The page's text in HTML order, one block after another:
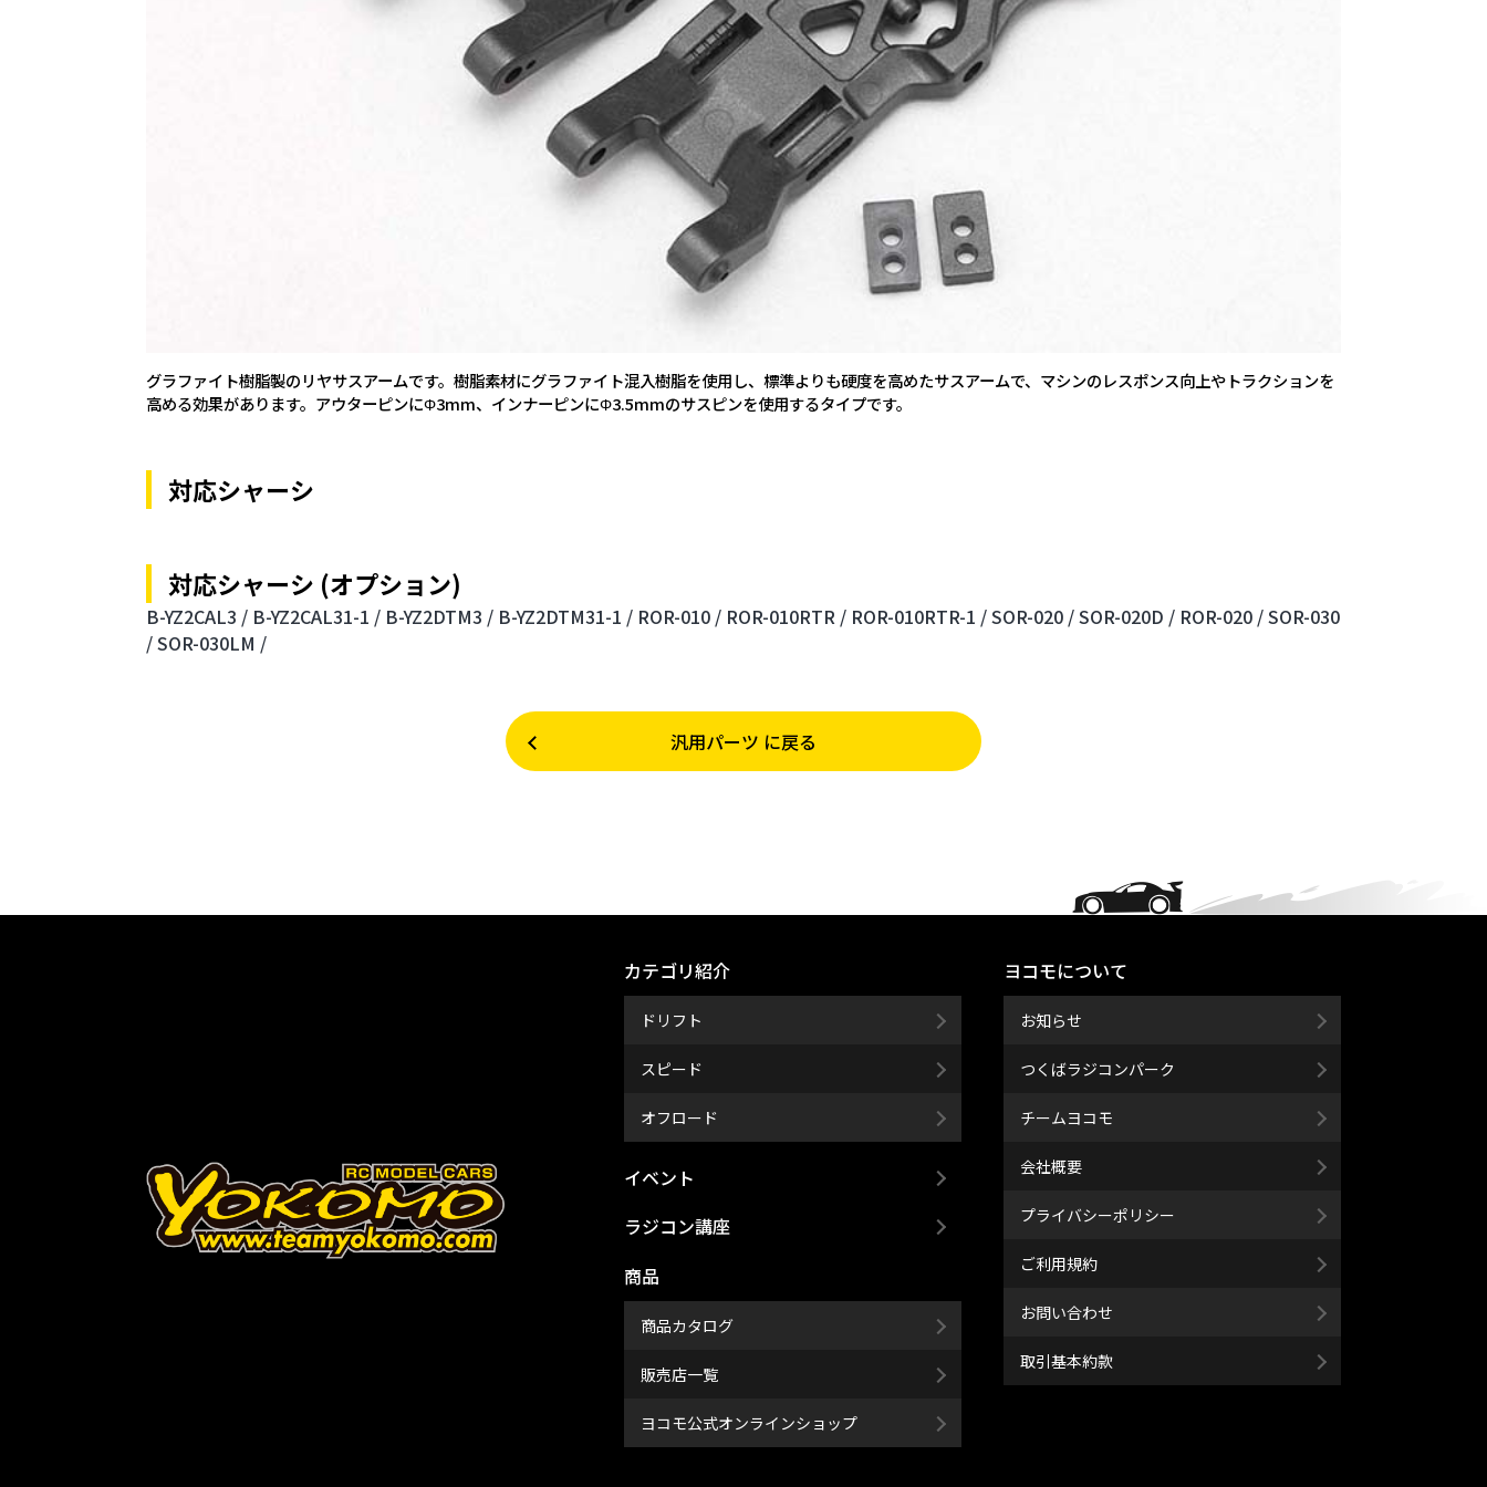
グラファイト樹脂製のリヤサスアームです。樹脂素材にグラファイト混入樹脂を使用し、標準よりも硬度を高めたサスアームで、マシンのレスポンス向上やトラクションを
高める効果があります。アウターピンにΦ3mm、インナーピンにΦ3.5mmのサスピンを使用するタイプです。
対応シャーシ
対応シャーシ (オプション)
B-YZ2CAL3 / B-YZ2CAL31-1 / B-YZ2DTM3 / B-YZ2DTM31-1 / ROR-010 / ROR-010RTR / ROR-010RTR-1 /SOR-020 /SOR-020D / ROR-020 /SOR-030
/SOR-030LM /
汎用パーツ に戻る
カテゴリ紹介
ドリフト
スピード
オフロード
イベント
ラジコン講座
商品
商品カタログ
販売店一覧
ヨコモ公式オンラインショップ
ヨコモについて
お知らせ
つくばラジコンパーク
チームヨコモ
会社概要
プライバシーポリシー
ご利用規約
お問い合わせ
取引基本約款